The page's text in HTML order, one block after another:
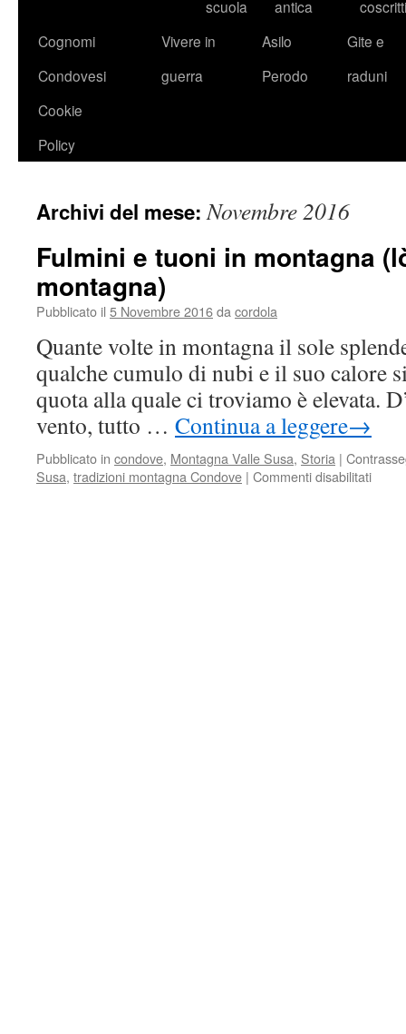
scuola
antica
coscritti
Cognomi
Condovesi
Vivere in
guerra
Asilo
Perodo
Gite e
raduni
Cookie
Policy
Archivi del mese:Novembre 2016
Fulmini e tuoni in montagna
montagna)
Pubblicato il 5 Novembre 2016da cordola
Quante volte in montagna il sole
qualche cumulo di nubi e il suo calore
quota alla quale ci troviamo è elevata.
vento, tutto … Continua a leggere→
Pubblicato in condove, Montagna Valle Susa, Storia |
Susa, tradizioni montagna Condove | Commenti disabilitatisu